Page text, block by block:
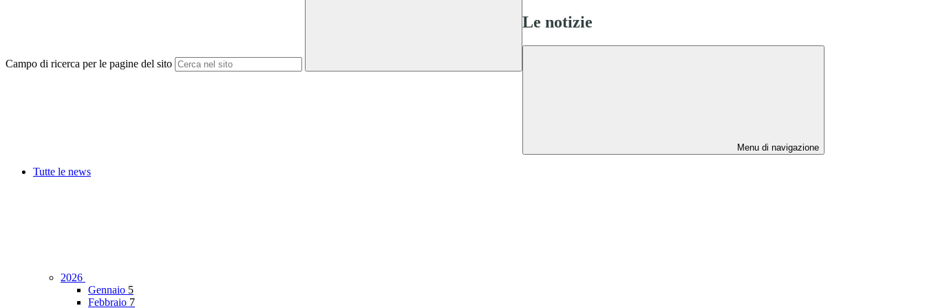
Campo di ricerca per le pagine del sito
Le notizie
Menu di navigazione
Tutte le news
2026
Gennaio 5
Febbraio 7